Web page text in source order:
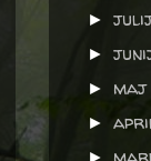
►
►
►
►
►